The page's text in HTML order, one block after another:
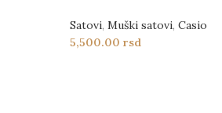
Satovi, Muški satovi, Casio
5,500.00 rsd